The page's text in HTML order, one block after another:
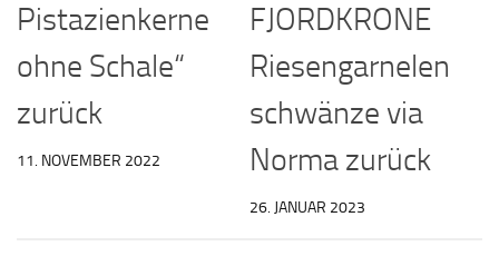
Pistazienkerne
ohne Schale“
zurück
11. NOVEMBER 2022
FJORDKRONE
Riesengarnelen
schwänze via
Norma zurück
26. JANUAR 2023